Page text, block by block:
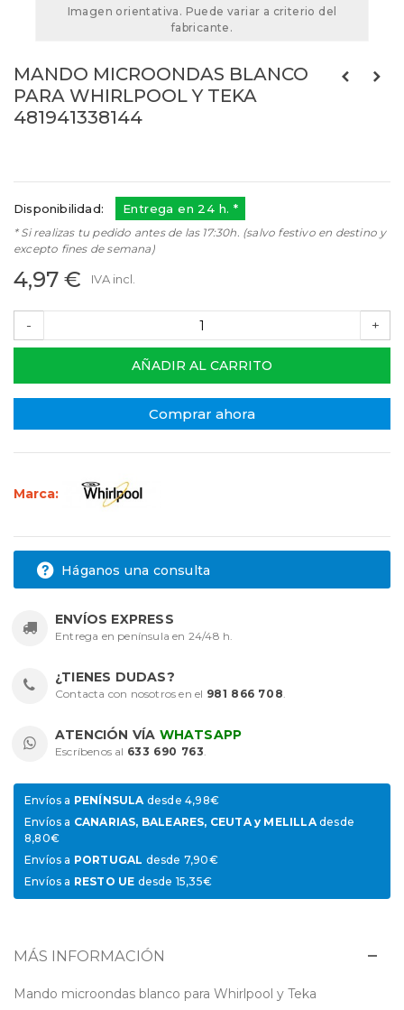
Imagen orientativa. Puede variar a criterio del
fabricante.
MANDO MICROONDAS BLANCO
PARA WHIRLPOOL Y TEKA
481941338144
Disponibilidad: Entrega en 24 h. *
* Si realizas tu pedido antes de las 17:30h. (salvo festivo en destino y
excepto fines de semana)
4,97 € IVA incl.
- +
AÑADIR AL CARRITO
Comprar ahora
Marca:
Háganos una consulta
ENVÍOS EXPRESS
Entrega en península en 24/48 h.
¿TIENES DUDAS?
Contacta con nosotros en el 981 866 708.
ATENCIÓN VÍA WHATSAPP
Escríbenos al 633 690 763.
Envíos a PENÍNSULAdesde 4,98€
Envíos a CANARIAS, BALEARES, CEUTA y MELILLAdesde
8,80€
Envíos a PORTUGAL desde 7,90€
Envíos a RESTO UE desde 15,35€
MÁS INFORMACIÓN
Mando microondas blanco para Whirlpool y Teka